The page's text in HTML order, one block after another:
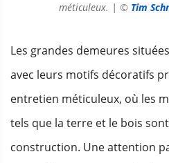
méticuleux. | © Tim
Les grandes demeures
avec leurs motifs décoratifs
entretien méticuleux, où les
tels que la terre et le bois
construction. Une attention